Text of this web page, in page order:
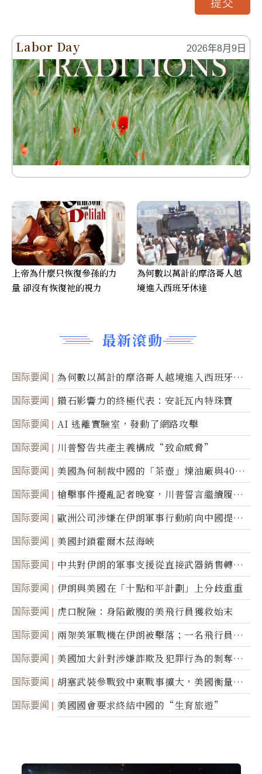
Labor Day 2026年8月9日
最新滾動
国际要闻
為何數以萬計的摩洛哥人越境進入西班牙休
達
国际要闻 鑽石影響力的終極代表：安託瓦內特珠寶
国际要闻 AI 逃離實驗室，發動了網路攻擊
国际要闻 川普警告共產主義構成“致命威脅”
国际要闻
美國為何制裁中國的「茶壺」煉油廠與40家
航運公司
国际要闻
槍擊事件擾亂記者晚宴，川普誓言繼續履行
職責
国际要闻
歐洲公司涉嫌在伊朗軍事行動前向中國提供
美軍基地的衛星影像
国际要闻 美國封鎖霍爾木茲海峽
国际要闻
中共對伊朗的軍事支援從直接武器銷售轉向
間接技術轉讓
国际要闻 伊朗與美國在「十點和平計劃」上分歧重重
国际要闻 虎口脫險：身陷敵腹的美飛行員獲救始末
国际要闻
兩架美軍戰機在伊朗被擊落；一名飛行員失
蹤
国际要闻
美國加大針對涉嫌詐欺及犯罪行為的剝奪公
民權力度
国际要闻
胡塞武裝參戰致中東戰事擴大，美國衡量地
面入侵的可能性
国际要闻 美國國會要求終結中國的“生育旅遊”
提交
上帝為什麼只恢復參孫的力
量 卻沒有恢復祂的視力
為何數以萬計的摩洛哥人越
境進入西班牙休達